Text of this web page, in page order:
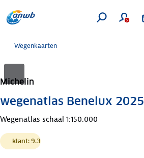
Wegenkaarten
Michelin
wegenatlas Benelux 2025
Wegenatlas schaal 1:150.000
klant: 9.3